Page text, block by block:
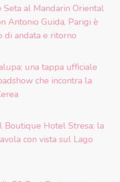
Seta al Mandarin Oriental
Antonio Guida, Parigi è
di andata e ritorno
una tappa ufficiale
che incontra la
Boutique Hotel Stresa: la
con vista sul Lago